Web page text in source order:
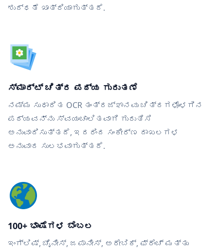
ಶುದ್ಧತೆ ಖಾತ್ರಿಯಾಗುತ್ತದೆ.
ಸ್ಮಾರ್ಟ್ ಚಿತ್ರ ಪಠ್ಯ ಗುರುತಣೆ
ನಮ್ಮ ಸುಧಾರಿತ OCR ತಂತ್ರಜ್ಞಾನವು ಚಿತ್ರಗಳೊಳಗಿನ
ಪಠ್ಯವನ್ನು ಸ್ವಯಂಚಾಲಿತವಾಗಿ ಗುರುತಿಸಿ
ಅನುವಾದಿಸುತ್ತದೆ, ಇದರಿಂದ ಸಂಕೀರ್ಣ ದಾಖಲಗಳ
ಅನುವಾದ ಸುಲಭವಾಗುತ್ತದೆ.
100+ ಭಾಷೆಗಳ ಬೆಂಬಲ
ಇಂಗ್ಲಿಷ್, ಚೈನೀಸ್, ಜಪಾನೀಸ್, ಅರೇಬಿಕ್, ಫ್ರೆಂಚ್ ಮತ್ತು